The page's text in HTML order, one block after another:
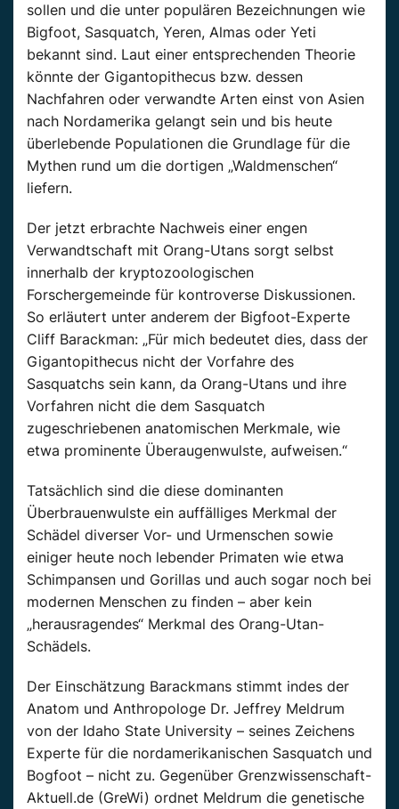
sollen und die unter populären Bezeichnungen wie
Bigfoot, Sasquatch, Yeren, Almas oder Yeti
bekannt sind. Laut einer entsprechenden Theorie
könnte der Gigantopithecus bzw. dessen
Nachfahren oder verwandte Arten einst von Asien
nach Nordamerika gelangt sein und bis heute
überlebende Populationen die Grundlage für die
Mythen rund um die dortigen „Waldmenschen“
liefern.
Der jetzt erbrachte Nachweis einer engen
Verwandtschaft mit Orang-Utans sorgt selbst
innerhalb der kryptozoologischen
Forschergemeinde für kontroverse Diskussionen.
So erläutert unter anderem der Bigfoot-Experte
Cliff Barackman: „Für mich bedeutet dies, dass der
Gigantopithecus nicht der Vorfahre des
Sasquatchs sein kann, da Orang-Utans und ihre
Vorfahren nicht die dem Sasquatch
zugeschriebenen anatomischen Merkmale, wie
etwa prominente Überaugenwulste, aufweisen.“
Tatsächlich sind die diese dominanten
Überbrauenwulste ein auffälliges Merkmal der
Schädel diverser Vor- und Urmenschen sowie
einiger heute noch lebender Primaten wie etwa
Schimpansen und Gorillas und auch sogar noch bei
modernen Menschen zu finden – aber kein
„herausragendes“ Merkmal des Orang-Utan-
Schädels.
Der Einschätzung Barackmans stimmt indes der
Anatom und Anthropologe Dr. Jeffrey Meldrum
von der Idaho State University – seines Zeichens
Experte für die nordamerikanischen Sasquatch und
Bogfoot – nicht zu. Gegenüber Grenzwissenschaft-
Aktuell.de (GreWi) ordnet Meldrum die genetische